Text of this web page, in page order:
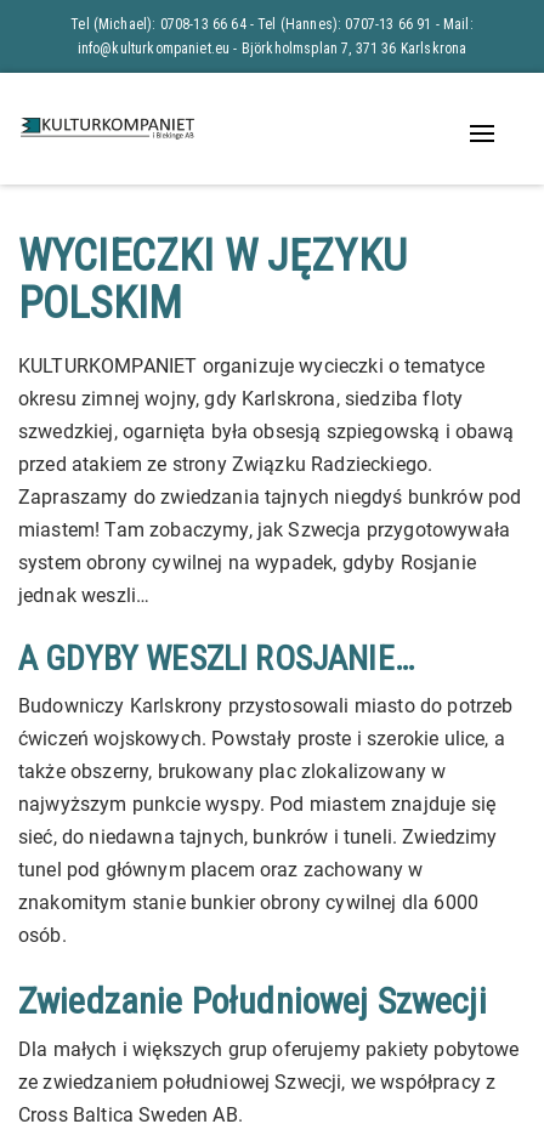
Tel (Michael): 0708-13 66 64 - Tel (Hannes): 0707-13 66 91 - Mail:
info@kulturkompaniet.eu - Björkholmsplan 7, 371 36 Karlskrona
WYCIECZKI W JĘZYKU
POLSKIM
KULTURKOMPANIET organizuje wycieczki o tematyce
okresu zimnej wojny, gdy Karlskrona, siedziba floty
szwedzkiej, ogarnięta była obsesją szpiegowską i obawą
przed atakiem ze strony Związku Radzieckiego.
Zapraszamy do zwiedzania tajnych niegdyś bunkrów pod
miastem! Tam zobaczymy, jak Szwecja przygotowywała
system obrony cywilnej na wypadek, gdyby Rosjanie
jednak weszli…
A GDYBY WESZLI ROSJANIE…
Budowniczy Karlskrony przystosowali miasto do potrzeb
ćwiczeń wojskowych. Powstały proste i szerokie ulice, a
także obszerny, brukowany plac zlokalizowany w
najwyższym punkcie wyspy. Pod miastem znajduje się
sieć, do niedawna tajnych, bunkrów i tuneli. Zwiedzimy
tunel pod głównym placem oraz zachowany w
znakomitym stanie bunkier obrony cywilnej dla 6000
osób.
Zwiedzanie Południowej Szwecji
Dla małych i większych grup oferujemy pakiety pobytowe
ze zwiedzaniem południowej Szwecji, we współpracy z
Cross Baltica Sweden AB.